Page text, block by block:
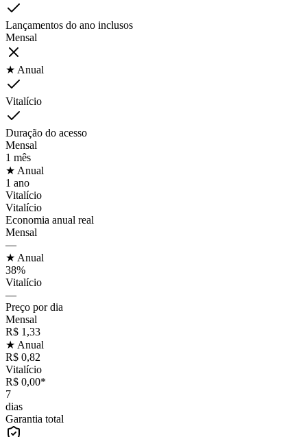
Lançamentos do ano inclusos
Mensal
★ Anual
Vitalício
Duração do acesso
Mensal
1 mês
★ Anual
1 ano
Vitalício
Vitalício
Economia anual real
Mensal
—
★ Anual
38%
Vitalício
—
Preço por dia
Mensal
R$ 1,33
★ Anual
R$ 0,82
Vitalício
R$ 0,00*
7
dias
Garantia total